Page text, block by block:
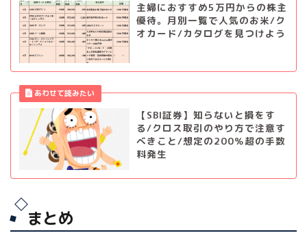
主婦におすすめ5万円からの株主
優待。月別一覧で人気のお米/ク
オカード/カタログを見つけよう
【SBI証券】知らないと損をす
る/クロス取引のやり方で注意す
べきこと/想定の200％超の手数
料発生
まとめ